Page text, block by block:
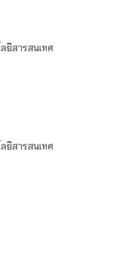
ยีสารสนเทศ
ยีสารสนเทศ